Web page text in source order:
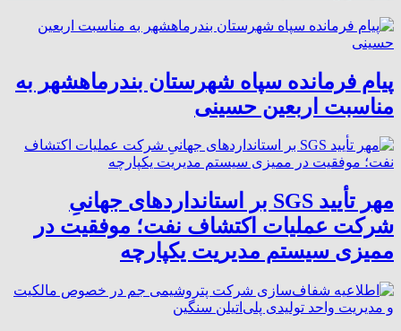
پیام فرمانده سپاه شهرستان بندرماهشهر به
مناسبت اربعین حسینی
مهر تأیید SGS بر استانداردهای جهانیِ
شرکت عملیات اکتشاف نفت؛ موفقیت در
ممیزی سیستم مدیریت یکپارچه